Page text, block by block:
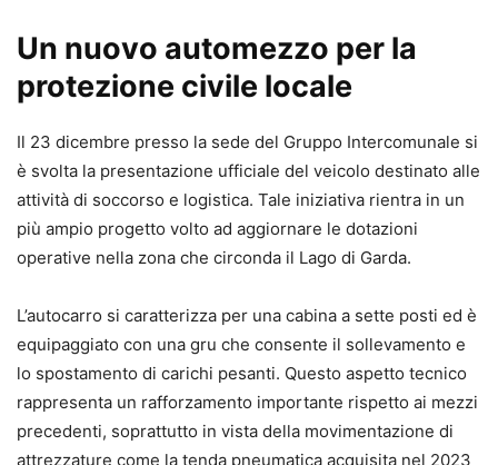
Un nuovo automezzo per la
protezione civile locale
Il 23 dicembre presso la sede del Gruppo Intercomunale si
è svolta la presentazione ufficiale del veicolo destinato alle
attività di soccorso e logistica. Tale iniziativa rientra in un
più ampio progetto volto ad aggiornare le dotazioni
operative nella zona che circonda il Lago di Garda.
L’autocarro si caratterizza per una cabina a sette posti ed è
equipaggiato con una gru che consente il sollevamento e
lo spostamento di carichi pesanti. Questo aspetto tecnico
rappresenta un rafforzamento importante rispetto ai mezzi
precedenti, soprattutto in vista della movimentazione di
attrezzature come la tenda pneumatica acquisita nel 2023